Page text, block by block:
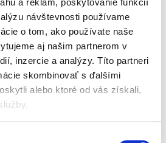
návštevnosti používame
o tom, ako používate naše
aj našim partnerom v
inzercie a analýzy. Títo partneri
skombinovať s ďalšími
alebo ktoré od vás získali,
nakladateľstvo
na trhu už viac ako 11
a Konferencie
sa s nami.
sa kvalitne.